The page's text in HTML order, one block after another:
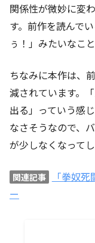
関係性が微妙に変
す。前作を読んで
ぅ！」みたいなこ
ちなみに本作は、
減されています。
出る」っていう感
なさそうなので、
が少しなくなって
関連記事
「拳奴
ー